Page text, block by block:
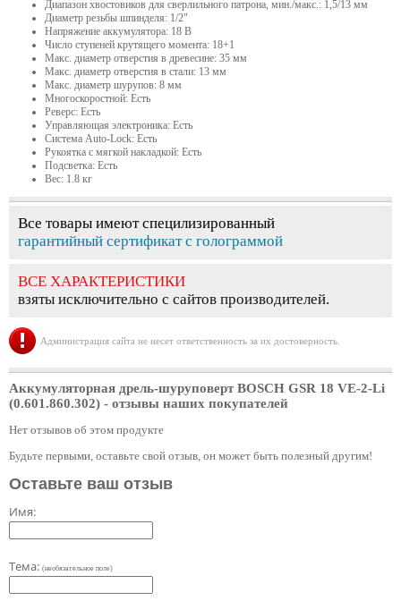
Диапазон хвостовиков для сверлильного патрона, мин./макс.: 1,5/13 мм
Диаметр резьбы шпинделя: 1/2"
Напряжение аккумулятора: 18 В
Число ступеней крутящего момента: 18+1
Макс. диаметр отверстия в древесине: 35 мм
Макс. диаметр отверстия в стали: 13 мм
Макс. диаметр шурупов: 8 мм
Многоскоростной: Есть
Реверс: Есть
Управляющая электроника: Есть
Система Auto-Lock: Есть
Рукоятка с мягкой накладкой: Есть
Подсветка: Есть
Вес: 1.8 кг
Все товары имеют специлизированный
гарантийный сертификат с голограммой
ВСЕ ХАРАКТЕРИСТИКИ
взяты исключительно с сайтов производителей.
Администрация сайта не несет ответственность за их достоверность.
Аккумуляторная дрель-шуруповерт BOSCH GSR 18 VE-2-Li
(0.601.860.302) - отзывы наших покупателей
Нет отзывов об этом продукте
Будьте первыми, оставьте свой отзыв, он может быть полезный другим!
Оставьте ваш отзыв
Имя:
Тема: (необязательное поле)